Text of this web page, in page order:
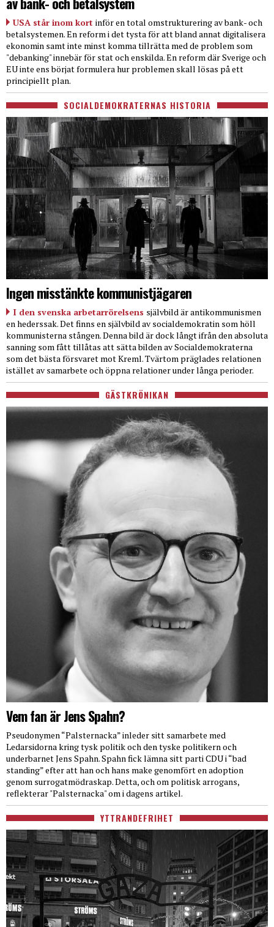
USA står inom kort inför en total omstrukturering av bank- och
betalsystemen. En reform i det tysta för att bland annat digitalisera
ekonomin samt inte minst komma tillrätta med de problem som
"debanking" innebär för stat och enskilda. En reform där Sverige och
EU inte ens börjat formulera hur problemen skall lösas på ett
principiellt plan.
SOCIALDEMOKRATERNAS HISTORIA
Ingen misstänkte kommunistjägaren
I den svenska arbetarrörelsens självbild är antikommunismen
en hederssak. Det finns en självbild av socialdemokratin som höll
kommunisterna stången. Denna bild är dock långt ifrån den absoluta
sanning som fått tillåtas att sätta bilden av Socialdemokraterna
som det bästa försvaret mot Kreml. Tvärtom präglades relationen
istället av samarbete och öppna relationer under långa perioder.
GÄSTKRÖNIKAN
Vem fan är Jens Spahn?
Pseudonymen “Palsternacka” inleder sitt samarbete med
Ledarsidorna kring tysk politik och den tyske politikern och
underbarnet Jens Spahn. Spahn fick lämna sitt parti CDU i “bad
standing” efter att han och hans make genomfört en adoption
genom surrogatmödraskap. Detta, och om politisk arrogans,
reflekterar "Palsternacka" om i dagens artikel.
YTTRANDEFRIHET